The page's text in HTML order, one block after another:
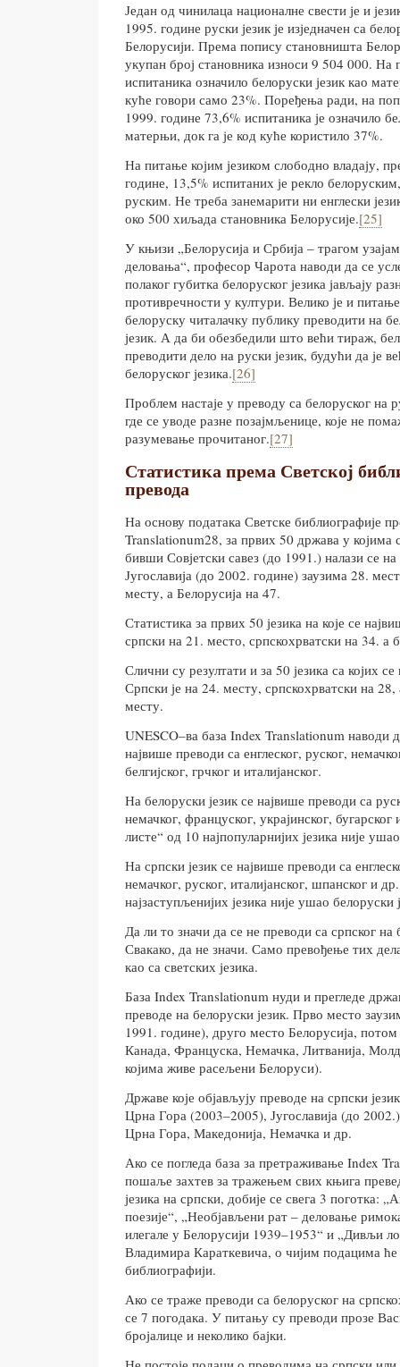
Један од чинилаца националне свести је и
1995. године руски језик је изједначен са
Белорусији. Према попису становништа
укупан број становника износи 9 504 000. На
испитаника означило белоруски језик као
куће говори само 23%. Поређења ради, на
1999. године 73,6% испитаника је означило
матерњи, док га је код куће користило 37%.
На питање којим језиком слободно владају,
године, 13,5% испитаних је рекло
руским. Не треба занемарити ни енглески
око 500 хиљада становника Белорусије.[25]
У књизи „Белорусија и Србија – трагом
деловања“, професор Чарота наводи да се
полаког губитка белоруског језика јављају
противречности у култури. Велико је и
белоруску читалачку публику преводити на
језик. А да би обезбедили што већи тираж,
преводити дело на руски језик, будући да је
белоруског језика.[26]
Проблем настаје у преводу са белоруског на
где се уводе разне позајмљенице, које не
разумевање прочитаног.[27]
Статистика према Светској
превода
На основу података Светске библиографије
Translationum28, за првих 50 држава у којима
бивши Совјетски савез (до 1991.) налази се
Југославија (до 2002. године) заузима 28.
месту, а Белорусија на 47.
Статистика за првих 50 језика на које се
српски на 21. место, српскохрватски на 34. а
Слични су резултати и за 50 језика са којих
Српски је на 24. месту, српскохрватски на
месту.
UNESCO–ва база Index Translationum наводи
највише преводи са енглеског, руског,
белгијског, грчког и италијанског.
На белоруски језик се највише преводи са
немачког, француског, украјинског,
листе“ од 10 најпопуларнијих језика није
На српски језик се највише преводи са
немачког, руског, италијанског, шпанског и
најзаступљенијих језика није ушао белоруски
Да ли то значи да се не преводи са српског
Свакако, да не значи. Само превођење тих
као са светских језика.
База Index Translationum нуди и прегледе
преводе на белоруски језик. Прво место
1991. године), друго место Белорусија,
Канада, Француска, Немачка, Литванија,
којима живе расељени Белоруси).
Државе које објављују преводе на српски
Црна Гора (2003–2005), Југославија (до
Црна Гора, Македонија, Немачка и др.
Ако се погледа база за претраживање Index
пошаље захтев за тражењем свих књига
језика на српски, добије се свега 3 поготка:
поезије“, „Необјављени рат – деловање
илегале у Белорусији 1939–1953“ и „Дивљи
Владимира Караткевича, о чијим подацима ће
библиографији.
Ако се траже преводи са белоруског на
се 7 погодака. У питању су преводи прозе
бројалице и неколико бајки.